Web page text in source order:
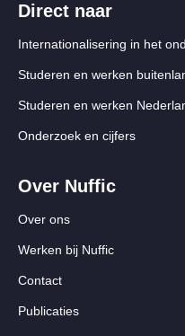
Direct naar
Internationalisering in het
Studeren en werken
Studeren en werken
Onderzoek en cijfers
Over Nuffic
Over ons
Werken bij Nuffic
Contact
Publicaties